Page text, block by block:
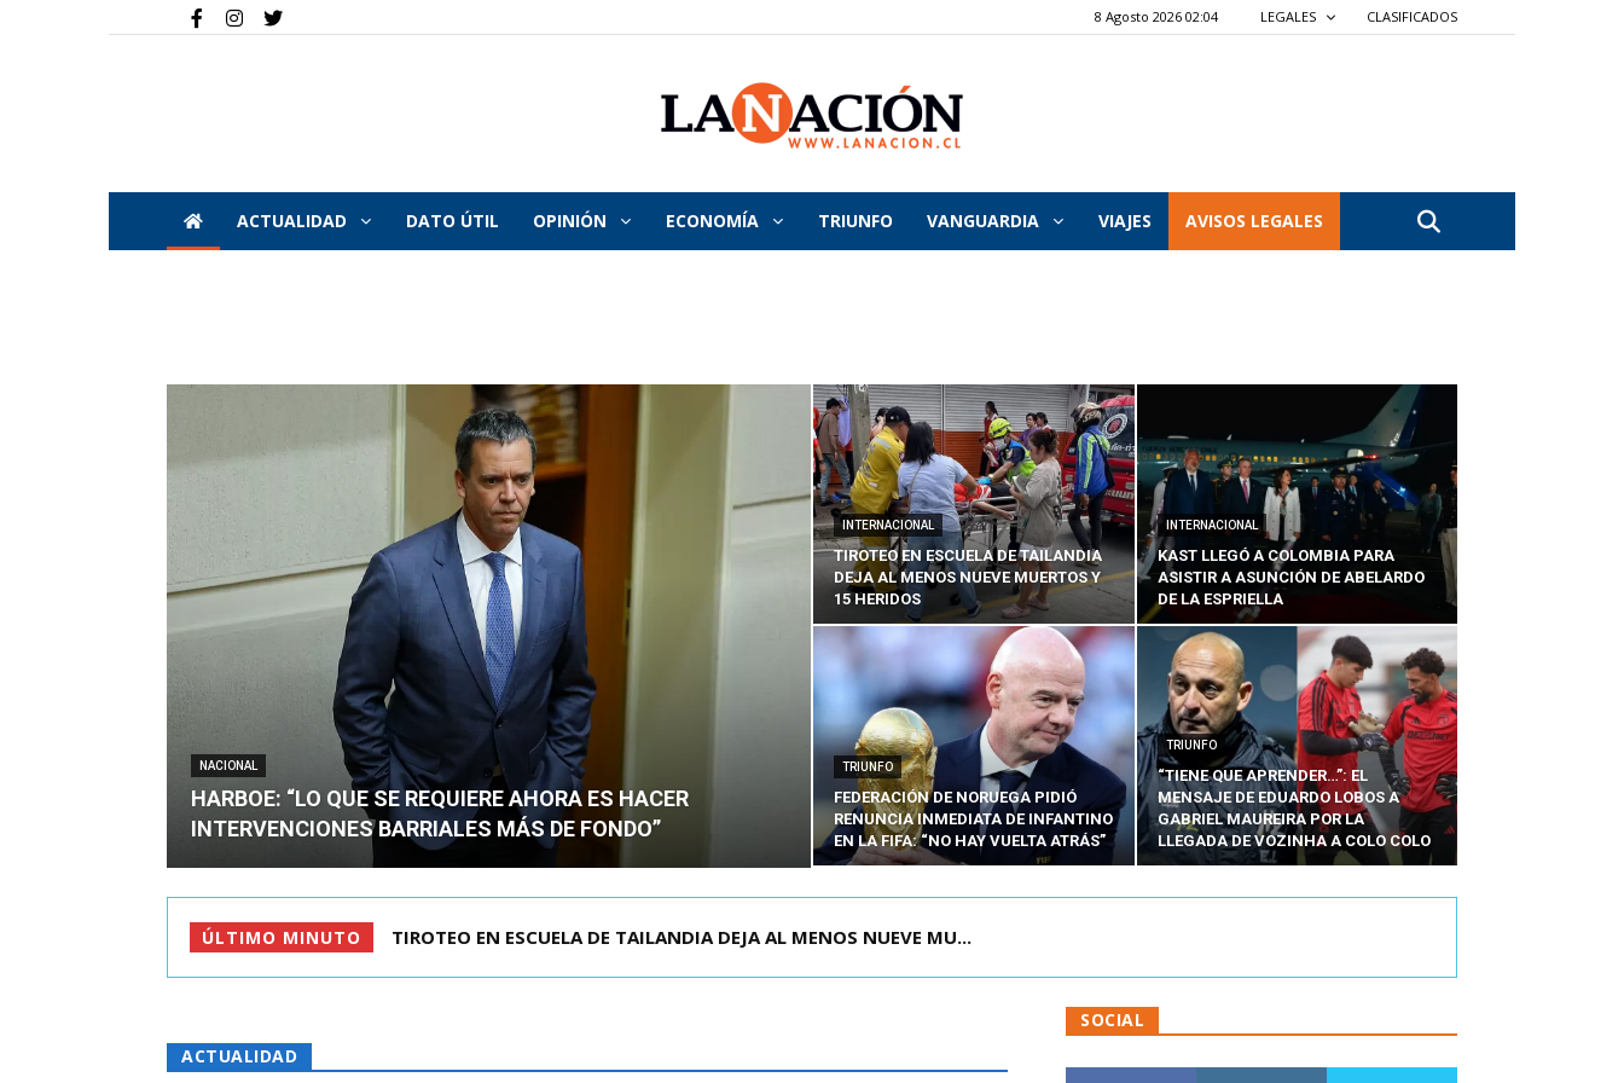
8 Agosto 2026 02:04 LEGALES CLASIFICADOS
La
Nación
ACTUALIDAD DATO ÚTIL OPINIÓN ECONOMÍA TRIUNFO VANGUARDIA VIAJES AVISOS LEGALES
NACIONAL
HARBOE: “LO QUE SE REQUIERE AHORA ES HACER
INTERVENCIONES BARRIALES MÁS DE FONDO”
INTERNACIONAL
TIROTEO EN ESCUELA DE TAILANDIA
DEJA AL MENOS NUEVE MUERTOS Y
15 HERIDOS
INTERNACIONAL
KAST LLEGÓ A COLOMBIA PARA
ASISTIR A ASUNCIÓN DE ABELARDO
DE LA ESPRIELLA
TRIUNFO
FEDERACIÓN DE NORUEGA PIDIÓ
RENUNCIA INMEDIATA DE INFANTINO
EN LA FIFA: “NO HAY VUELTA ATRÁS”
TRIUNFO
“TIENE QUE APRENDER…”: EL
MENSAJE DE EDUARDO LOBOS A
GABRIEL MAUREIRA POR LA
LLEGADA DE VOZINHA A COLO COLO
ÚLTIMO MINUTO KAST LLEGÓ A COLOMBIA PARA ASISTIR A ASUNCIÓN DE ABELA...
ACTUALIDAD
SOCIAL